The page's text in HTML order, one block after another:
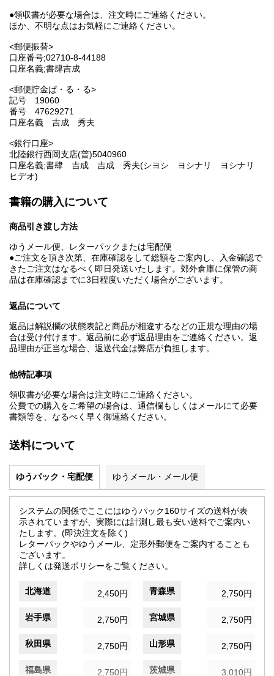
●領収書が必要な場合は、注文時にご連絡ください。
ほか、不明な点はお気軽にご連絡ください。
<郵便振替>
口座番号;02710-8-44188
口座名義;書肆吉成
<郵便貯金ぱ・る・る>
記号 19060
番号 47629271
口座名義 吉成 秀夫
<銀行口座>
北陸銀行西岡支店(普)5040960
口座名義;書肆 吉成 吉成 秀夫(シヨシ ヨシナリ ヨシナリ
ヒデオ)
書籍の購入について
商品引き渡し方法
ゆうメール便、レターパックまたは宅配便
●ご注文を頂き次第、在庫確認をして総額をご案内し、入金確認で
きたご注文はなるべく即日発送いたします。郊外倉庫に保管の商
品は在庫確認までに3日程度いただく場合がございます。
返品について
返品は解説欄の状態表記と商品が相違するなどの正規な理由の場
合は受け付けます。返品前に必ず返品理由をご連絡ください。返
品理由が正当な場合、返送代金は弊店が負担します。
他特記事項
領収書が必要な場合は注文時にご連絡ください。
公費での購入をご希望の場合は、通信欄もしくはメールにて必要
書類等を、なるべく早く御連絡ください。
送料について
ゆうパック・宅配便 ゆうメール・メール便
システムの関係でここにはゆうパック160サイズの送料が表
示されていますが、実際には計測し最も安い送料でご案内い
たします。(即決注文を除く)
レターパックやゆうメール、定形外郵便をご案内することも
ございます。
詳しくは発送ポリシーをご覧ください。
北海道 2,450円 青森県 2,750円
岩手県 2,750円 宮城県 2,750円
秋田県 2,750円 山形県 2,750円
福島県 2,750円 茨城県 3,010円